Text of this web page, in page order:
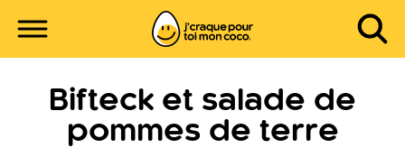
Bifteck et salade de
pommes de terre